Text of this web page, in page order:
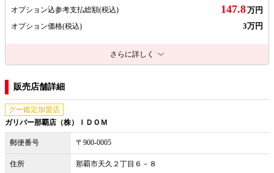
オプション込参考支払総額(税込) 147.8万円
オプション価格(税込) 3万円
さらに詳しく
販売店舗詳細
グー鑑定加盟店
ガリバー那覇店（株）ＩＤＯＭ
郵便番号 〒900-0005
住所 那覇市天久２丁目６－８